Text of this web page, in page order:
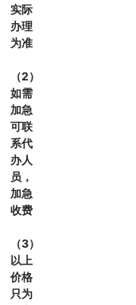
实际
办理
为准
（2）
如需
加急
可联
系代
办人
员，
加急
收费
（3）
以上
价格
只为